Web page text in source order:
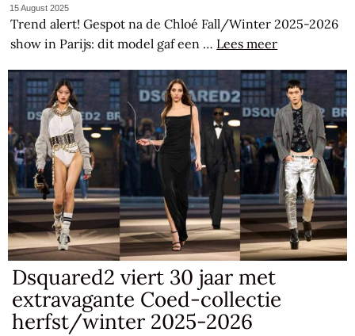
15 August 2025
Trend alert! Gespot na de Chloé Fall/Winter 2025-2026
show in Parijs: dit model gaf een … Lees meer
Dsquared2 viert 30 jaar met
extravagante Coed-collectie
herfst/winter 2025-2026